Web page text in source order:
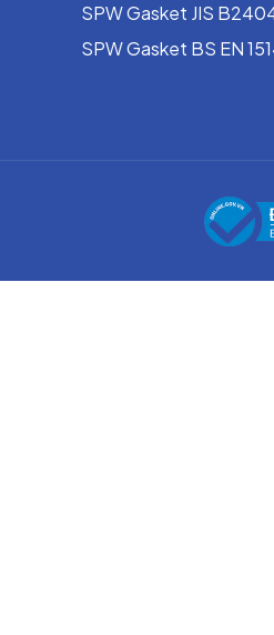
SPW Gasket JIS
SPW Gasket BS EN